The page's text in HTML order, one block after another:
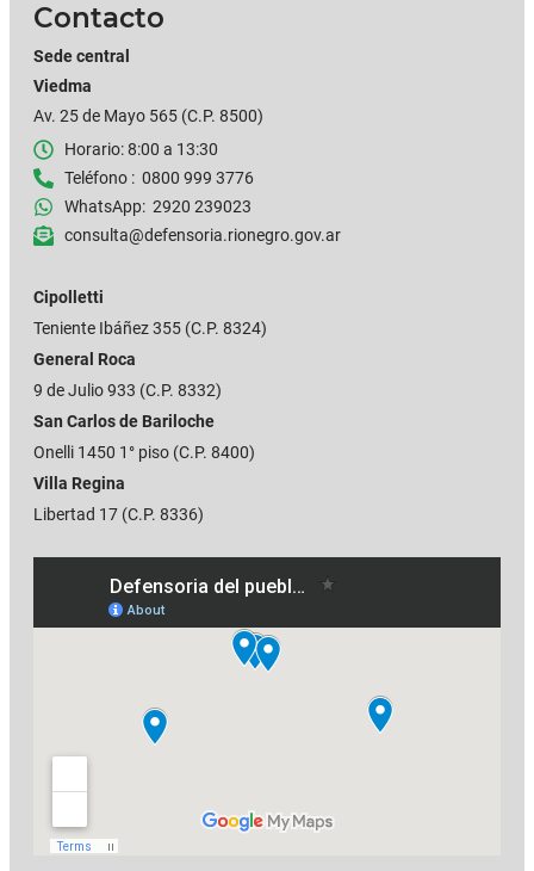
Contacto
Sede central
Viedma
Av. 25 de Mayo 565 (C.P. 8500)
Horario: 8:00 a 13:30
Teléfono : 0800 999 3776
WhatsApp: 2920 239023
consulta@defensoria.rionegro.gov.ar
Cipolletti
Teniente Ibáñez 355 (C.P. 8324)
General Roca
9 de Julio 933 (C.P. 8332)
San Carlos de Bariloche
Onelli 1450 1° piso (C.P. 8400)
Villa Regina
Libertad 17 (C.P. 8336)